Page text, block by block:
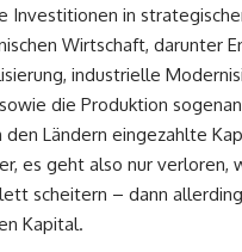
Investitionen in
Wirtschaft, darunter
industrielle
die Produktion
den Ländern eingezahlte
es geht also nur verloren,
scheitern – dann
Kapital.